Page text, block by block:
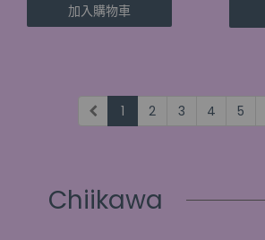
加入購物車
1 2 3 4 5
Chiikawa